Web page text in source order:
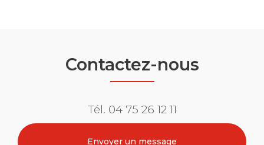
Contactez-nous
Tél. 04 75 26 12 11
Envoyer un message